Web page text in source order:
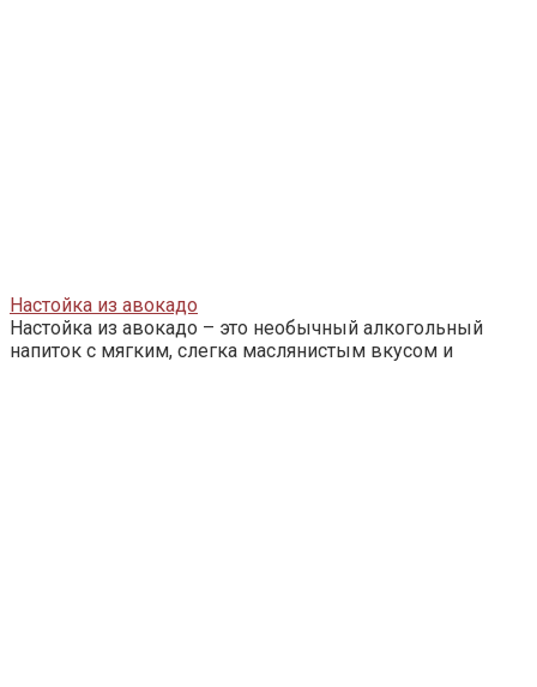
Настойка из авокадо
Настойка из авокадо – это необычный алкогольный
напиток с мягким, слегка маслянистым вкусом и